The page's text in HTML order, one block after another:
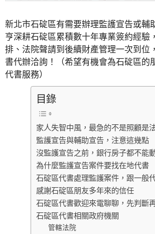
新北市石碇區有需要辦理監護宣告或輔
亨深耕石碇區累積數十年專業簽約經驗
排、法院聲請到後續財產管理一次到位
書代辦洽詢！（希望有機會為石碇區的
代書服務）
目錄
家人失智中風，最急的不是照顧是
監護宣告與輔助宣告，注意這幾點
沒監護宣告之前，銀行房子都不能
為什麼監護宣告案件要找在地代書
石碇區代書處理監護案件，跟一般
感謝石碇區朋友多年來的信任
石碇區代書歡迎來電聊聊，先判斷
石碇區代書相關政府機關
管轄法院